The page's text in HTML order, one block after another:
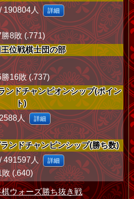
190804人 詳細
8敗 (.771)
位戦棋士団の部
16敗 (.737)
ンドチャンピオンシップ(ポイン
ト)
人 詳細
ンドチャンピンシップ(勝ち数)
491597人 詳細
(.640)
ウォーズ勝ち抜き戦